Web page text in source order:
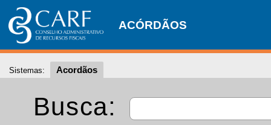
ACÓRDÃOS
Sistemas: Acordãos
Busca: